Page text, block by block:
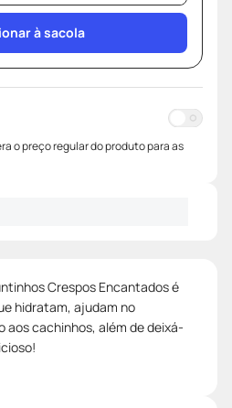
à sacola
o preço regular do produto para as
Crespos Encantados é
hidratam, ajudam no
aos cachinhos, além de deixá-